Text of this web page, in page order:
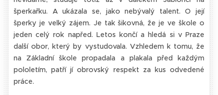
šperkařku. A ukázala se, jako nebývalý talent. O její
šperky je velký zájem. Je tak šikovná, že je ve škole o
jeden celý rok napřed. Letos končí a hledá si v Praze
další obor, který by vystudovala. Vzhledem k tomu, že
na Základní škole propadala a plakala před každým
pololetím, patří jí obrovský respekt za kus odvedené
práce.